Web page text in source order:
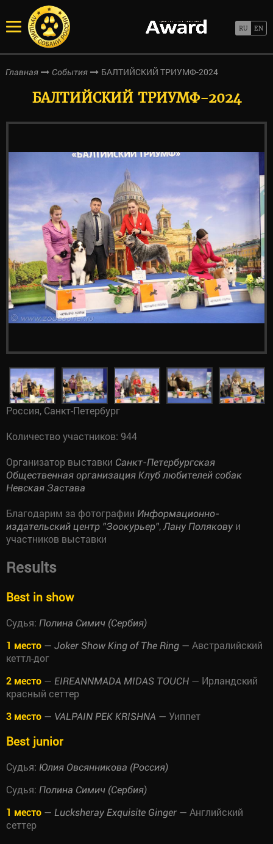
Главная События БАЛТИЙСКИЙ ТРИУМФ-2024
БАЛТИЙСКИЙ ТРИУМФ-2024
Россия, Санкт-Петербург
Количество участников: 944
Организатор выставки Санкт-Петербургская
Общественная организация Клуб любителей собак
Невская Застава
Благодарим за фотографии Информационно-
издательский центр "Зоокурьер", Лану Полякову и
участников выставки
Results
Best in show
Судья: Полина Симич (Сербия)
1 место — Joker Show King of The Ring — Австралийский
кеттл-дог
2 место — EIREANNMADA MIDAS TOUCH — Ирландский
красный сеттер
3 место — VALPAIN PEK KRISHNA — Уиппет
Best junior
Судья: Юлия Овсянникова (Россия)
Судья: Полина Симич (Сербия)
1 место — Lucksheray Exquisite Ginger — Английский
сеттер